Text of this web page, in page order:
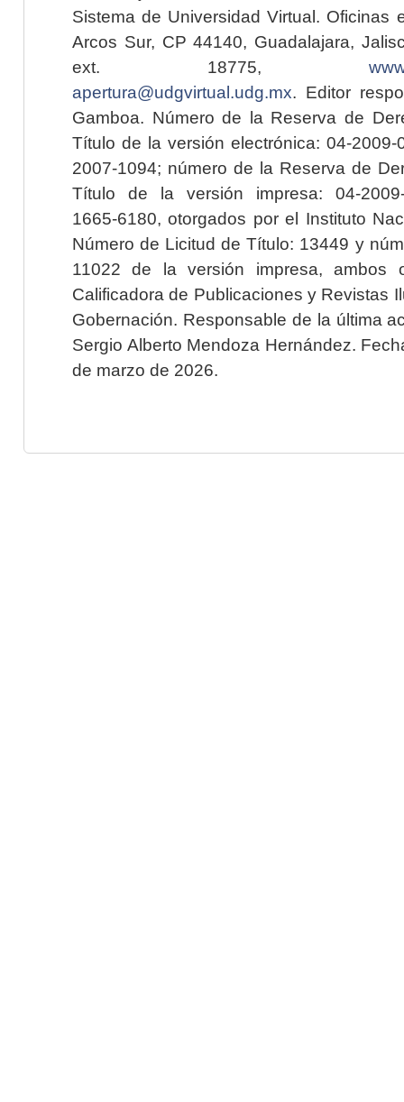
Sistema de Universidad Virtual. Oficinas
Arcos Sur, CP 44140, Guadalajara,
ext. 18775,
apertura@udgvirtual.udg.mx. Editor
Gamboa. Número de la Reserva de
Título de la versión electrónica: 04-2009-
2007-1094; número de la Reserva de
Título de la versión impresa: 04-2009-
1665-6180, otorgados por el Instituto
Número de Licitud de Título: 13449 y
11022 de la versión impresa, ambos
Calificadora de Publicaciones y Revistas
Gobernación. Responsable de la última
Sergio Alberto Mendoza Hernández.
de marzo de 2026.